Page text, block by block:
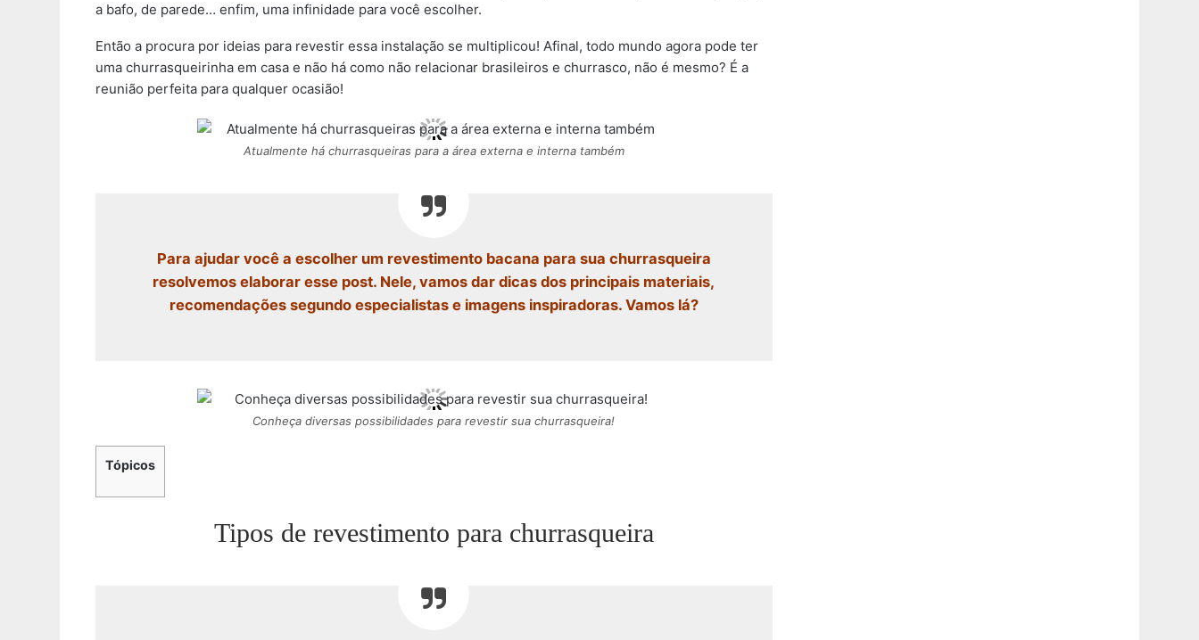
a bafo, de parede… enfim, uma infinidade para você escolher.
Então a procura por ideias para revestir essa instalação se multiplicou! Afinal, todo mundo agora pode ter
uma churrasqueirinha em casa e não há como não relacionar brasileiros e churrasco, não é mesmo? É a
reunião perfeita para qualquer ocasião!
Atualmente há churrasqueiras para a área externa e interna também
Para ajudar você a escolher um revestimento bacana para sua churrasqueira
resolvemos elaborar esse post. Nele, vamos dar dicas dos principais materiais,
recomendações segundo especialistas e imagens inspiradoras. Vamos lá?
Conheça diversas possibilidades para revestir sua churrasqueira!
Tópicos
Tipos de revestimento para churrasqueira